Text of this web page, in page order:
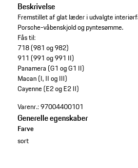
Beskrivelse
Fremstillet af glat læder i udvalgte
Porsche-våbenskjold og pyntesømme.
Fås til:
718 (981 og 982)
911 (991 og 991 II)
Panamera (G1 og G1 II)
Macan (I, II og III)
Cayenne (E2 og E2 II)
Varenr.:97004400101
Generelle egenskaber
Farve
sort